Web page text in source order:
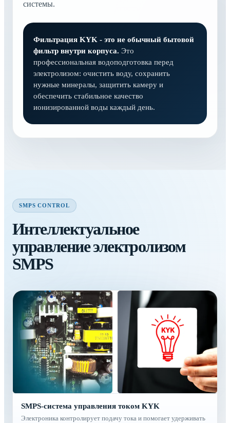
системы.
Фильтрация KYK - это не обычный бытовой
фильтр внутри корпуса. Это
профессиональная водоподготовка перед
электролизом: очистить воду, сохранить
нужные минералы, защитить камеру и
обеспечить стабильное качество
ионизированной воды каждый день.
SMPS CONTROL
Интеллектуальное
управление электролизом
SMPS
SMPS-система управления током KYK
Электроника контролирует подачу тока и помогает удерживать